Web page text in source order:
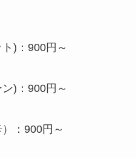
)：900円～
)：900円～
：900円～